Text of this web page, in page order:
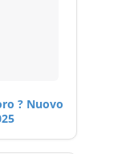
? Nuovo